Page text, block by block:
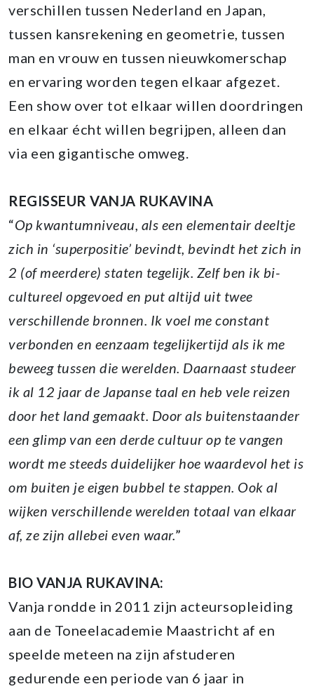
verschillen tussen Nederland en Japan,
tussen kansrekening en geometrie, tussen
man en vrouw en tussen nieuwkomerschap
en ervaring worden tegen elkaar afgezet.
Een show over tot elkaar willen doordringen
en elkaar écht willen begrijpen, alleen dan
via een gigantische omweg.
REGISSEUR VANJA RUKAVINA
“Op kwantumniveau, als een elementair deeltje
zich in ‘superpositie’ bevindt, bevindt het zich in
2 (of meerdere) staten tegelijk. Zelf ben ik bi-
cultureel opgevoed en put altijd uit twee
verschillende bronnen. Ik voel me constant
verbonden en eenzaam tegelijkertijd als ik me
beweeg tussen die werelden. Daarnaast studeer
ik al 12 jaar de Japanse taal en heb vele reizen
door het land gemaakt. Door als buitenstaander
een glimp van een derde cultuur op te vangen
wordt me steeds duidelijker hoe waardevol het is
om buiten je eigen bubbel te stappen. Ook al
wijken verschillende werelden totaal van elkaar
af, ze zijn allebei even waar.”
BIO VANJA RUKAVINA:
Vanja rondde in 2011 zijn acteursopleiding
aan de Toneelacademie Maastricht af en
speelde meteen na zijn afstuderen
gedurende een periode van 6 jaar in